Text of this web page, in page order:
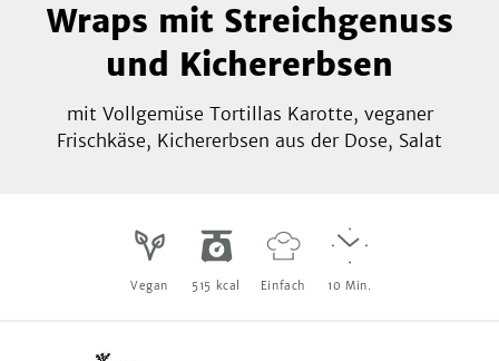
Wraps mit Streichgenuss
und Kichererbsen
mit Vollgemüse Tortillas Karotte, veganer
Frischkäse, Kichererbsen aus der Dose, Salat
Vegan 515 kcal Einfach 10 Min.